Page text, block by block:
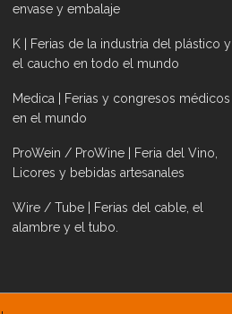
envase y embalaje
K | Ferias de la industria del plástico y
el caucho en todo el mundo
Medica | Ferias y congresos médicos
en el mundo
ProWein / ProWine | Feria del Vino,
Licores y bebidas artesanales
Wire / Tube | Ferias del cable, el
alambre y el tubo.